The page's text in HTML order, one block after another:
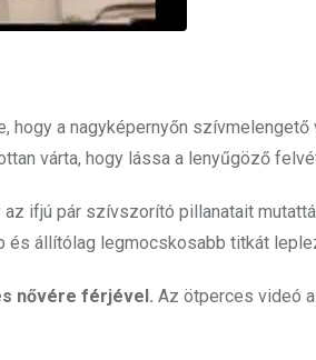
hogy a nagyképernyőn
várta, hogy lássa a lenyűgöző
ifjú pár szívszorító pillanatait
és állítólag legmocskosabb titkát
nővére férjével. Az ötperces videó